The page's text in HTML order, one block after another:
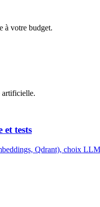
à votre budget.
artificielle.
tests
Qdrant), choix